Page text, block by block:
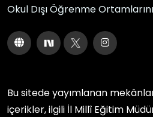
Okul Dışı Öğrenme
Bu sitede yayımlanan
içerikler, ilgili İl Millî Eğitim